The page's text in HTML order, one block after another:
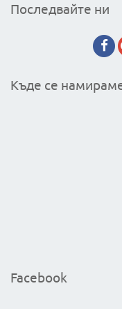
Последвайте ни
Къде се
Facebook